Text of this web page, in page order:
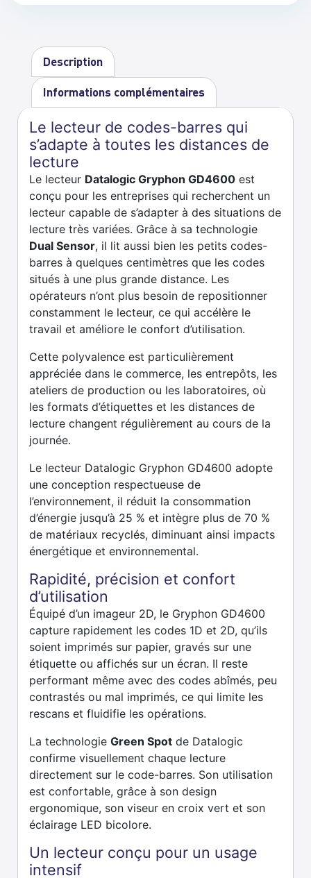
Description
Informations complémentaires
Le lecteur de codes-barres qui
s’adapte à toutes les distances de
lecture
Le lecteur Datalogic Gryphon GD4600 est
conçu pour les entreprises qui recherchent un
lecteur capable de s’adapter à des situations de
lecture très variées. Grâce à sa technologie
Dual Sensor, il lit aussi bien les petits codes-
barres à quelques centimètres que les codes
situés à une plus grande distance. Les
opérateurs n’ont plus besoin de repositionner
constamment le lecteur, ce qui accélère le
travail et améliore le confort d’utilisation.
Cette polyvalence est particulièrement
appréciée dans le commerce, les entrepôts, les
ateliers de production ou les laboratoires, où
les formats d’étiquettes et les distances de
lecture changent régulièrement au cours de la
journée.
Le lecteur Datalogic Gryphon GD4600 adopte
une conception respectueuse de
l’environnement, il réduit la consommation
d’énergie jusqu’à 25 % et intègre plus de 70 %
de matériaux recyclés, diminuant ainsi impacts
énergétique et environnemental.
Rapidité, précision et confort
d’utilisation
Équipé d’un imageur 2D, le Gryphon GD4600
capture rapidement les codes 1D et 2D, qu’ils
soient imprimés sur papier, gravés sur une
étiquette ou affichés sur un écran. Il reste
performant même avec des codes abîmés, peu
contrastés ou mal imprimés, ce qui limite les
rescans et fluidifie les opérations.
La technologie Green Spot de Datalogic
confirme visuellement chaque lecture
directement sur le code-barres. Son utilisation
est confortable, grâce à son design
ergonomique, son viseur en croix vert et son
éclairage LED bicolore.
Un lecteur conçu pour un usage
intensif